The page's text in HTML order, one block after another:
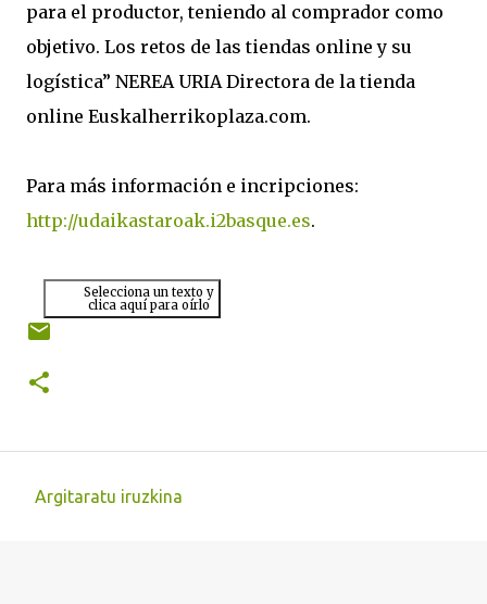
para el productor, teniendo al comprador como
objetivo. Los retos de las tiendas online y su
logística” NEREA URIA Directora de la tienda
online Euskalherrikoplaza.com.
Para más información e incripciones:
http://udaikastaroak.i2basque.es.
Selecciona un texto y
clica aquí para oírlo
Argitaratu iruzkina